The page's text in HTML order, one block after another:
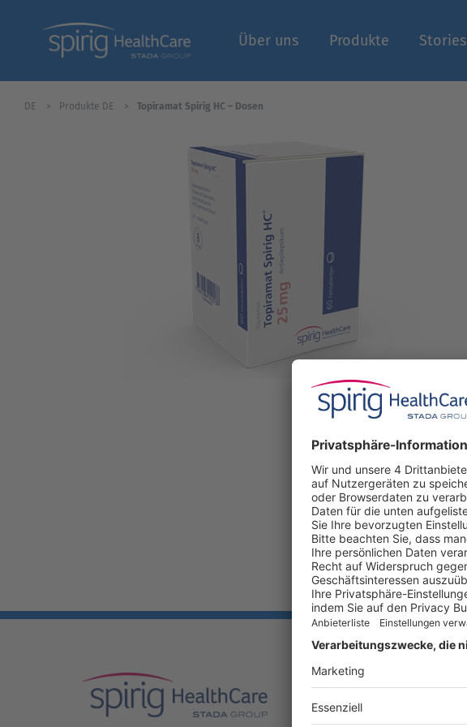
Über uns Produkte Stories
DE Produkte DE Topiramat Spirig HC – Dosen
UNSER ANGEBOT